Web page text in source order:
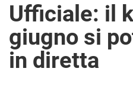
Ufficiale: il
giugno si
in diretta